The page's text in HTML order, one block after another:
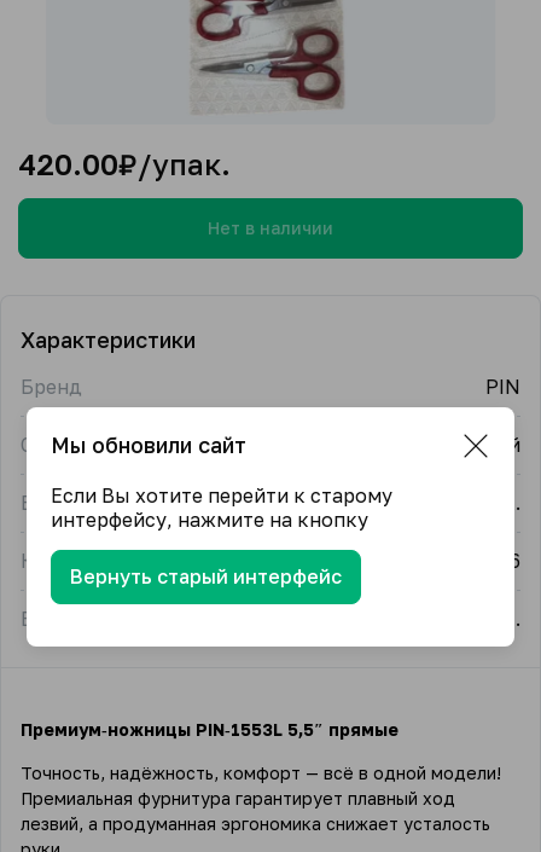
420.00₽/упак.
Нет в наличии
Характеристики
Бренд PIN
Страна-производитель Китай
Единица измерения упак.
Количество в упаковке 6
Единица измерения в упаковке товара шт.
Премиум‑ножницы PIN‑1553L 5,5″ прямые
Точность, надёжность, комфорт — всё в одной модели!
Премиальная фурнитура гарантирует плавный ход
лезвий, а продуманная эргономика снижает усталость
Мы обновили сайт
Если Вы хотите перейти к старому
интерфейсу, нажмите на кнопку
Вернуть старый интерфейс